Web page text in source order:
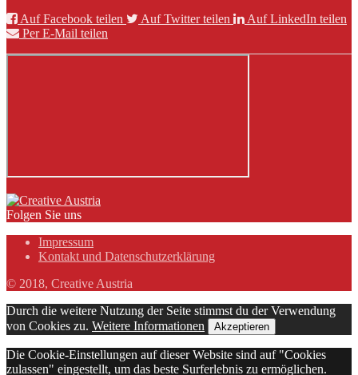
Auf Facebook teilen
Auf Twitter teilen
Auf LinkedIn teilen
Per E-Mail teilen
Folgen Sie uns
Impressum
Kontakt und Datenschutzerklärung
© 2018, Creative Austria
Durch die weitere Nutzung der Seite stimmst du der Verwendung
von Cookies zu. Weitere Informationen Akzeptieren
Die Cookie-Einstellungen auf dieser Website sind auf "Cookies
zulassen" eingestellt, um das beste Surferlebnis zu ermöglichen.